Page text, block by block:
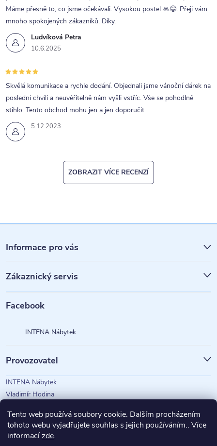
Tento web používá soubory cookie. Dalším procházením
tohoto webu vyjadřujete souhlas s jejich používáním.. Více
informacízde.
Ludvíková Petra
10.6.2025
Máme přesně to, co jsme očekávali. Vysokou postel 🙏😉. Přeji vám
mnoho spokojených zákazníků. Díky.
5.12.2023
Skvělá komunikace a rychle dodání. Objednali jsme vánoční dárek na
poslední chvíli a neuvěřitelně nám vyšli vstříc. Vše se pohodlně
stihlo. Tento obchod mohu jen a jen doporučit
ZOBRAZIT VÍCE RECENZÍ
á
p
a
Informace pro vás
Zákaznický servis
Facebook
INTENA Nábytek
Provozovatel
INTENA Nábytek
Vladimír Hodina